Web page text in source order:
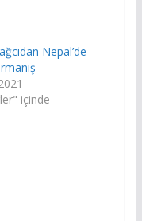
Nepal’de
içinde